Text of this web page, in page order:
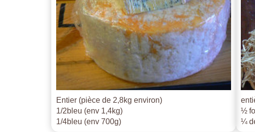
Entier (pièce de 2,8kg environ)
1/2bleu (env 1,4kg)
1/4bleu (env 700g)
½
¼